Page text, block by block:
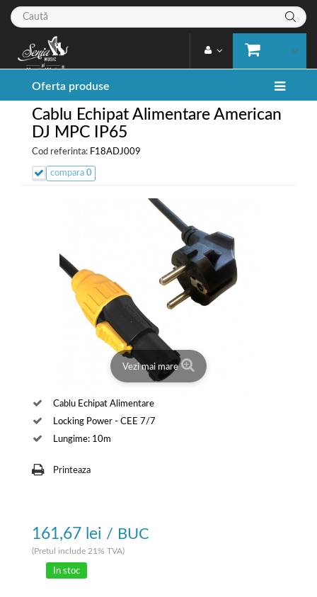
Oferta produse
Cablu Echipat Alimentare American
DJ MPC IP65
Cod referinta: F18ADJ009
compara 0
Vezi mai mare
Cablu Echipat Alimentare
Locking Power - CEE 7/7
Lungime: 10m
Printeaza
161,67 lei / BUC
(Pretul include 21% TVA)
In stoc